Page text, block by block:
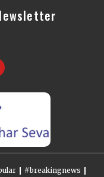
#breakingnews